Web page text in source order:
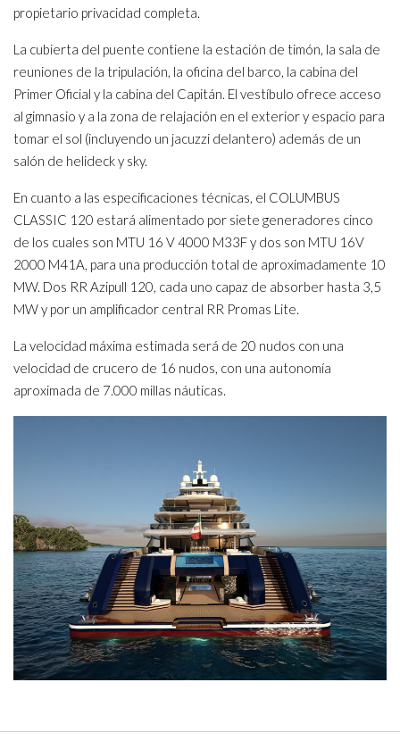
propietario privacidad completa.
La cubierta del puente contiene la estación de timón, la sala de
reuniones de la tripulación, la oficina del barco, la cabina del
Primer Oficial y la cabina del Capitán. El vestíbulo ofrece acceso
al gimnasio y a la zona de relajación en el exterior y espacio para
tomar el sol (incluyendo un jacuzzi delantero) además de un
salón de helideck y sky.
En cuanto a las especificaciones técnicas, el COLUMBUS
CLASSIC 120 estará alimentado por siete generadores cinco
de los cuales son MTU 16 V 4000 M33F y dos son MTU 16V
2000 M41A, para una producción total de aproximadamente 10
MW. Dos RR Azipull 120, cada uno capaz de absorber hasta 3,5
MW y por un amplificador central RR Promas Lite.
La velocidad máxima estimada será de 20 nudos con una
velocidad de crucero de 16 nudos, con una autonomía
aproximada de 7.000 millas náuticas.